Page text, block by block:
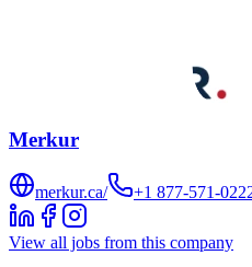
Merkur
merkur.ca/ +1 877-571-
View all jobs from this company